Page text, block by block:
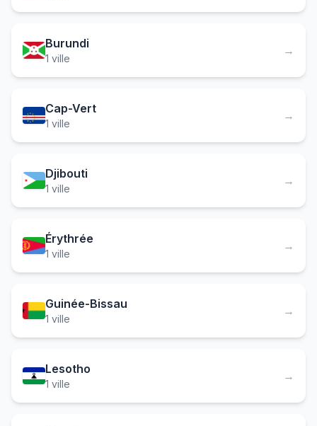
Burundi
1 ville
→
Cap-Vert
1 ville
→
Djibouti
1 ville
→
Érythrée
1 ville
→
Guinée-Bissau
1 ville
→
Lesotho
1 ville
→